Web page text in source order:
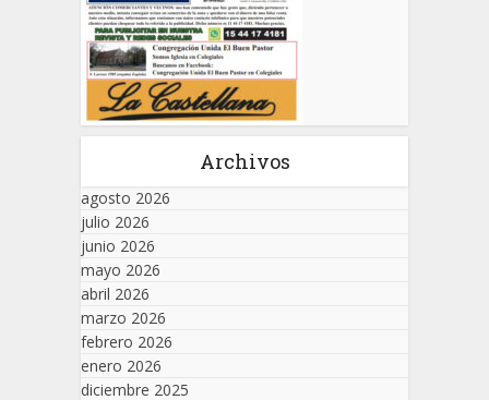
Archivos
agosto 2026
julio 2026
junio 2026
mayo 2026
abril 2026
marzo 2026
febrero 2026
enero 2026
diciembre 2025